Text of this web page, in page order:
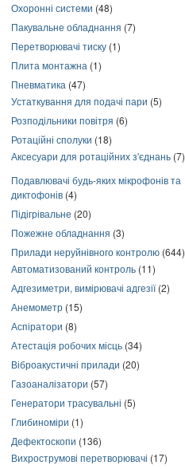
Охоронні системи (48)
Пакувальне обладнання (7)
Перетворювачі тиску (1)
Плита монтажна (1)
Пневматика (47)
Устаткування для подачі пари (5)
Розподільники повітря (6)
Ротаційні сполуки (18)
Аксесуари для ротаційних з'єднань (7)
Подавлювачі будь-яких мікрофонів та
диктофонів (4)
Підігрівальне (20)
Пожежне обладнання (3)
Прилади неруйнівного контролю (644)
Автоматизований контроль (11)
Адгезиметри, вимірювачі адгезії(2)
Анемометр (15)
Аспіратори (8)
Атестація робочих місць (34)
Віброакустичні прилади (20)
Газоаналізатори (57)
Генератори трасувальні (5)
Глибиноміри (1)
Дефектоскопи (136)
Вихрострумові перетворювачі (17)